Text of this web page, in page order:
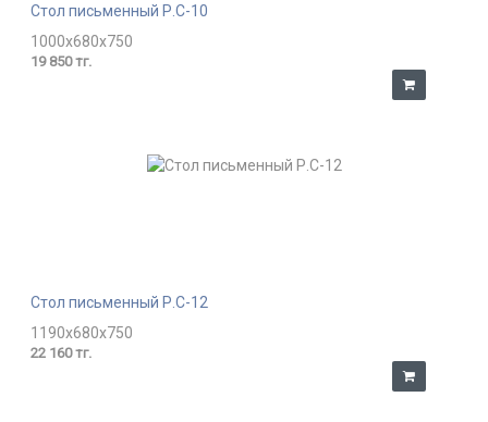
Стол письменный Р.С-10
1000x680x750
19 850 тг.
Стол письменный Р.С-12
1190x680x750
22 160 тг.